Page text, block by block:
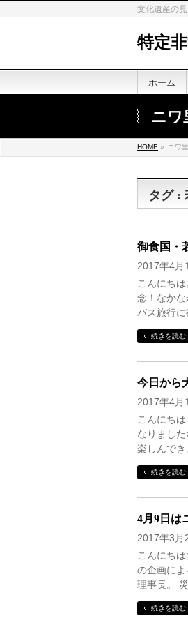
文化遺産の
特定
ホーム
ニワ
HOME » ニワ
タグ :
御食国・
2017年4月
こんにち
念！なか
バス旅行
続きを読む
今日から
2017年4月
こんにち
なりまし
楽しんで
続きを読む
4月9日は
2017年3月
こんにち
の企画に
理事長。
続きを読む